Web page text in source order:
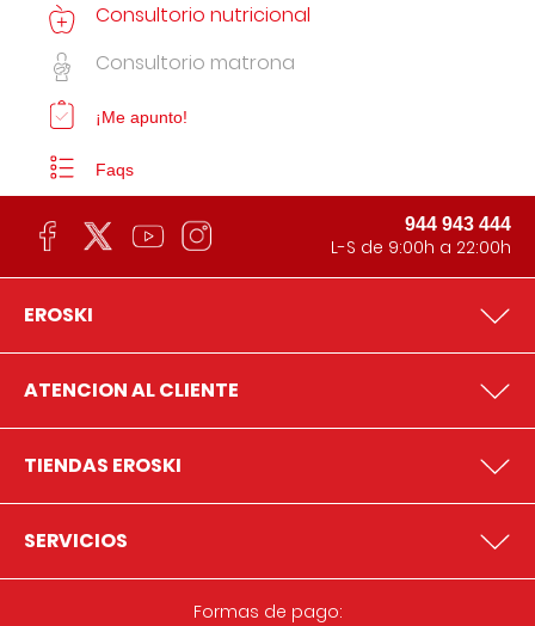
Consultorio nutricional
Consultorio matrona
¡Me apunto!
Faqs
944 943 444
L-S de 9:00h a 22:00h
EROSKI
ATENCION AL CLIENTE
TIENDAS EROSKI
SERVICIOS
Formas de pago: